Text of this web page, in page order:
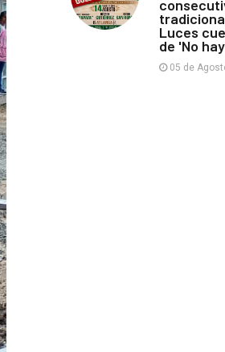
Luces
de 'No
05 de